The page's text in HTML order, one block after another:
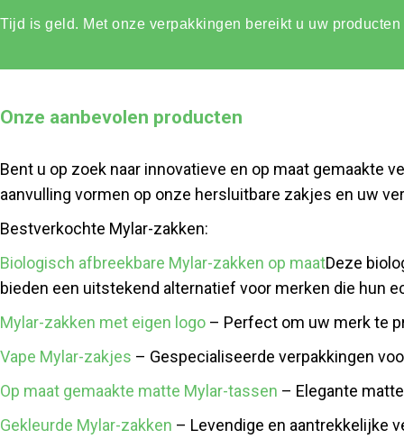
Tijd is geld. Met onze verpakkingen bereikt u uw
Onze aanbevolen producten
Bent u op zoek naar innovatieve en op maat gemaakte
aanvulling vormen op onze hersluitbare zakjes en uw
Bestverkochte Mylar-zakken:
Biologisch afbreekbare Mylar-zakken op maatDeze
bieden een uitstekend alternatief voor merken die hun
Mylar-zakken met eigen logo – Perfect om uw merk te
Vape Mylar-zakjes – Gespecialiseerde verpakkingen
Op maat gemaakte matte Mylar-tassen – Elegante
Gekleurde Mylar-zakken – Levendige en aantrekkelijke